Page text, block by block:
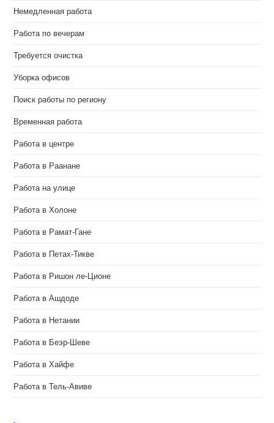
Немедленная работа
Работа по вечерам
Требуется очистка
Уборка офисов
Поиск работы по региону
Временная работа
Работа в центре
Работа в Раанане
Работа на улице
Работа в Холоне
Работа в Рамат-Гане
Работа в Петах-Тикве
Работа в Ришон ле-Ционе
Работа в Ашдоде
Работа в Нетании
Работа в Беэр-Шеве
Работа в Хайфе
Работа в Тель-Авиве